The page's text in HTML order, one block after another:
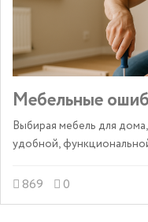
Мебельные
Выбирая мебель для
удобной,
869 0